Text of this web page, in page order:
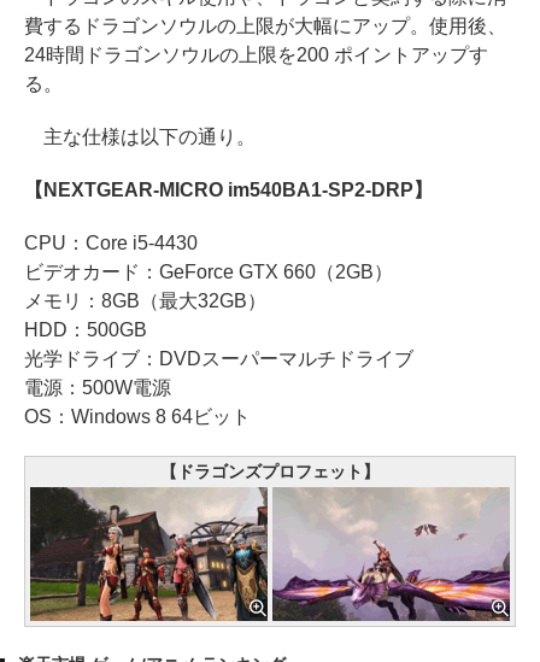
費するドラゴンソウルの上限が大幅にアップ。使用後、
24時間ドラゴンソウルの上限を200 ポイントアップす
る。
主な仕様は以下の通り。
【NEXTGEAR-MICRO im540BA1-SP2-DRP】
CPU：Core i5-4430
ビデオカード：GeForce GTX 660（2GB）
メモリ：8GB（最大32GB）
HDD：500GB
光学ドライブ：DVDスーパーマルチドライブ
電源：500W電源
OS：Windows 8 64ビット
【ドラゴンズプロフェット】